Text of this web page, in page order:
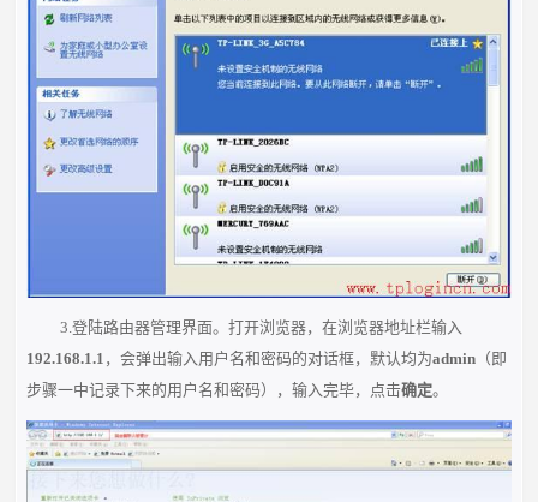
3.登陆路由器管理界面。打开浏览器，在浏览器地址栏输入
192.168.1.1 ，会弹出输入用户名和密码的对话框，默认均为admin （即
步骤一中记录下来的用户名和密码），输入完毕，点击确定。